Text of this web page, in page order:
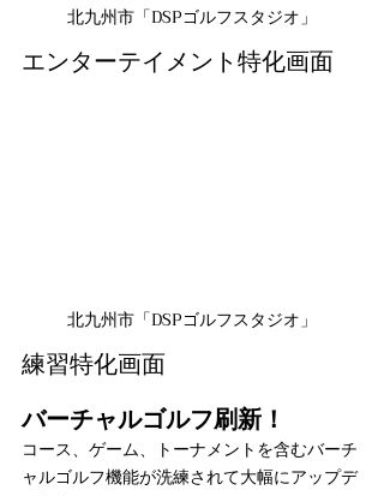
北九州市「DSPゴルフスタジオ」
エンターテイメント特化画面
北九州市「DSPゴルフスタジオ」
練習特化画面
バーチャルゴルフ刷新！
コース、ゲーム、トーナメントを含むバーチ
ャルゴルフ機能が洗練されて大幅にアップデ